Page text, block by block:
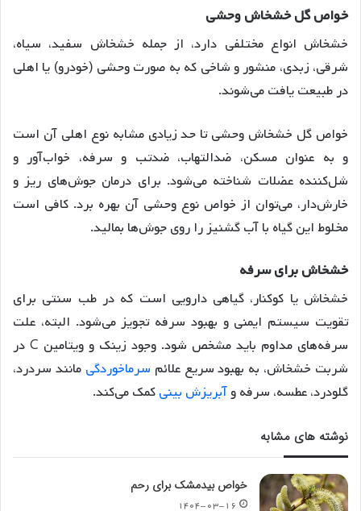
خواص گل خشخاش وحشی
خشخاش انواع مختلفی دارد، از جمله خشخاش سفید، سیاه،
شرقی، زبدی، منشور و شاخی که به صورت وحشی (خودرو) یا اهلی
در طبیعت یافت می‌شوند.
خواص گل خشخاش وحشی تا حد زیادی مشابه نوع اهلی آن است
و به عنوان مسکن، ضدالتهاب، ضدتب و سرفه، خواب‌آور و
شل‌کننده عضلات شناخته می‌شود. برای درمان جوش‌های ریز و
خارش‌دار، می‌توان از خواص نوع وحشی آن بهره برد. کافی است
مخلوط این گیاه با آب گشنیز را روی جوش‌ها بمالید.
خشخاش برای سرفه
خشخاش یا کوکنار، گیاهی دارویی است که در طب سنتی برای
تقویت سیستم ایمنی و بهبود سرفه تجویز می‌شود. البته، علت
سرفه‌های مداوم باید مشخص شود. وجود زینک و ویتامین C در
شربت خشخاش، به بهبود سریع علائم سرماخوردگی مانند سردرد،
گلودرد، عطسه، سرفه وآبریزش بینیکمک می‌کند.
نوشته های مشابه
خواص بیدمشک برای رحم
۱۴۰۴-۰۳-۱۶